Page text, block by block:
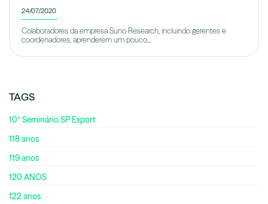
24/07/2020
Colaboradores da empresa Suno Research, incluindo gerentes e
coordenadores, aprenderem um pouco...
TAGS
10º Seminário SP Export
118 anos
119 anos
120 ANOS
122 anos